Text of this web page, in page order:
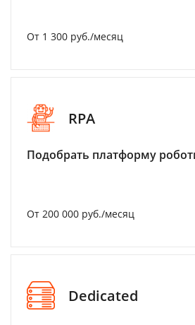
От 1 300 руб./месяц
RPA
Подобрать платформу
От 200 000 руб./месяц
Dedicated